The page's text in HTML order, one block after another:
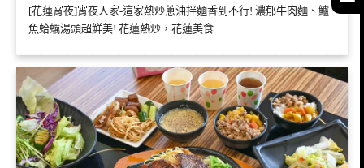
[花蓮宵夜]宵夜人家-這家熱炒蔥油拌麵香到不行! 濃郁牛肉麵、鱸
魚蛤蠣湯頭超鮮美! 花蓮熱炒，花蓮美食